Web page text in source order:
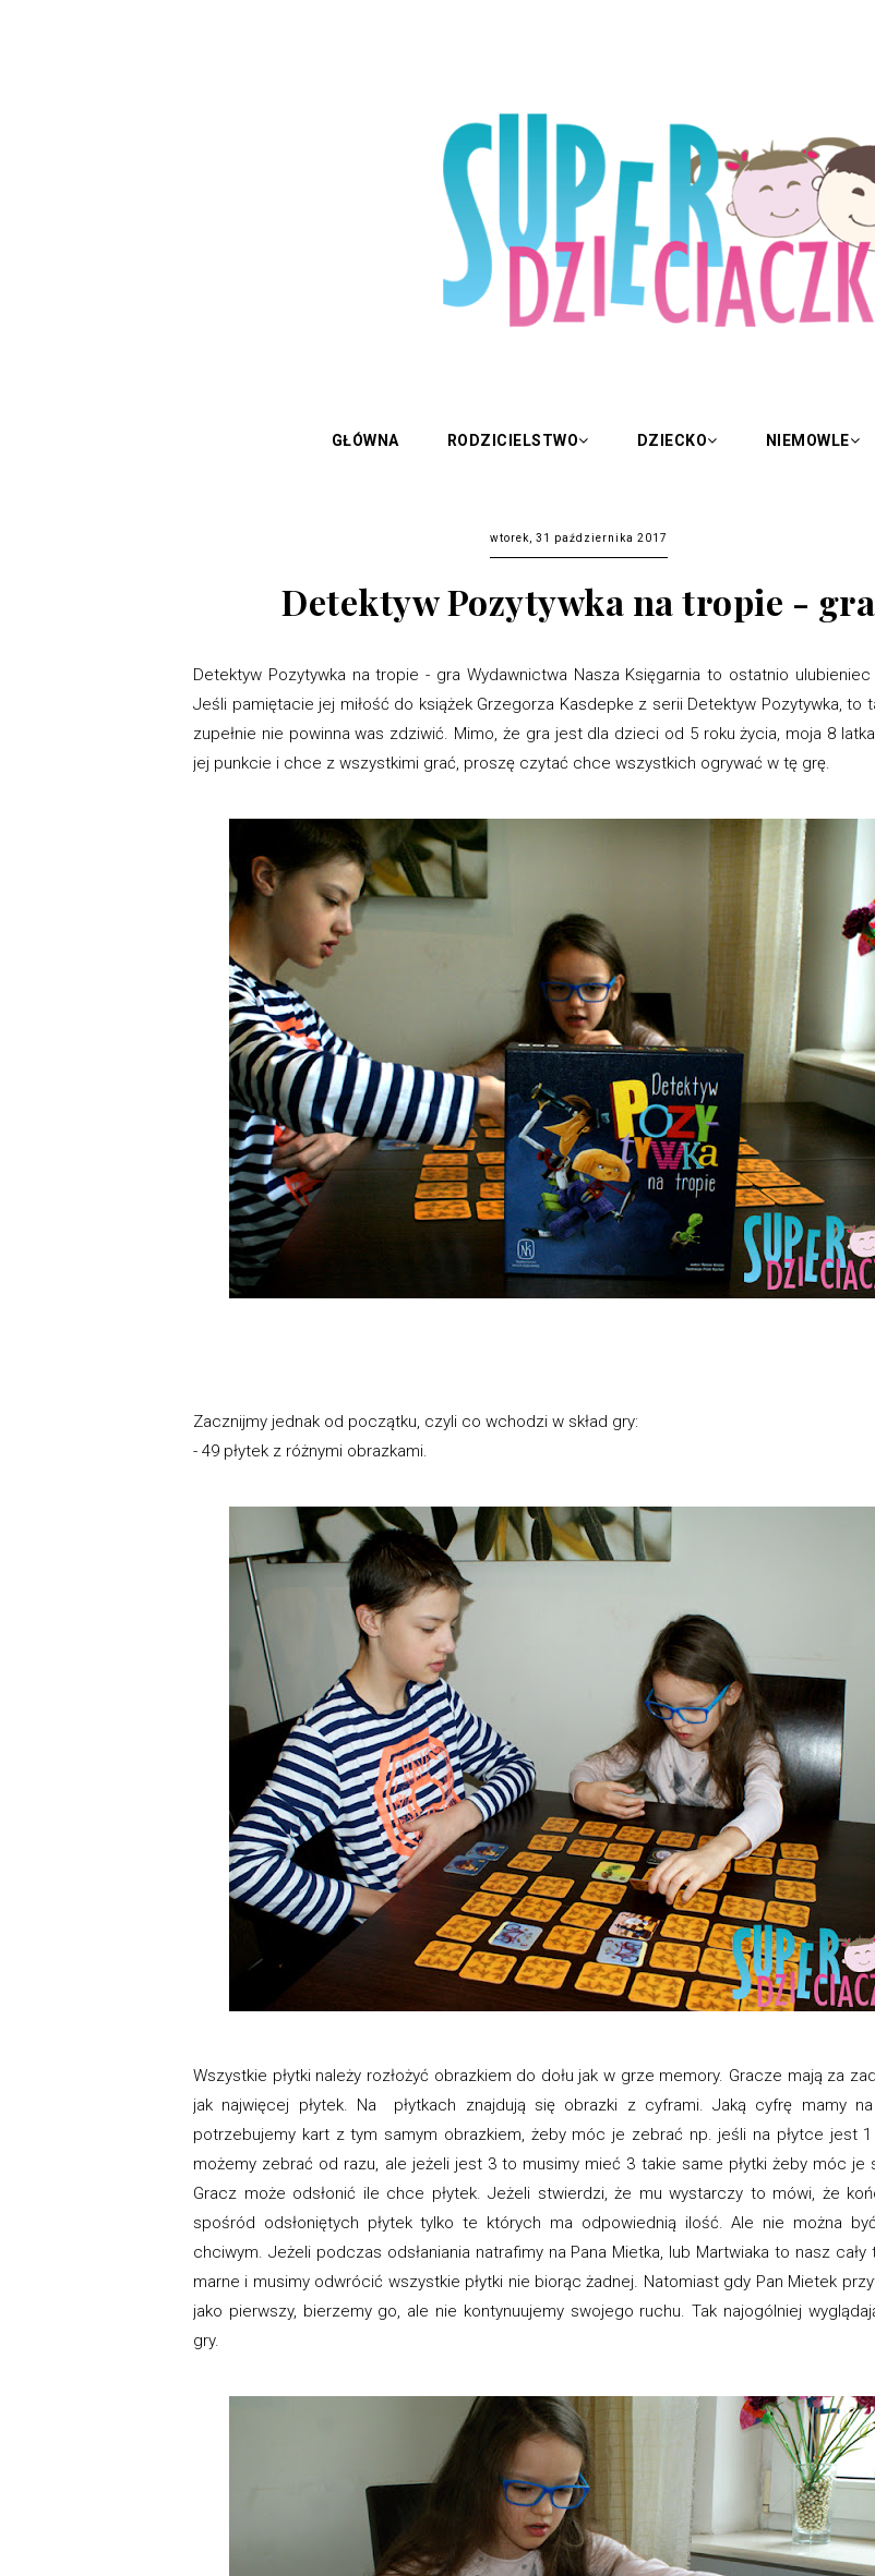
GŁÓWNA RODZICIELSTWO DZIECKO NIEMOWLE
wtorek, 31 października 2017
Detektyw Pozytywka na tropie - gra
Detektyw Pozytywka na tropie - gra Wydawnictwa Nasza Księgarnia to ostatnio
Jeśli pamiętacie jej miłość do książek Grzegorza Kasdepke z serii Detektyw Pozytywka, to
zupełnie nie powinna was zdziwić. Mimo, że gra jest dla dzieci od 5 roku życia, moja 8 latka
jej punkcie i chce z wszystkimi grać, proszę czytać chce wszystkich ogrywać w tę grę.
Zacznijmy jednak od początku, czyli co wchodzi w skład gry:
- 49 płytek z różnymi obrazkami.
Wszystkie płytki należy rozłożyć obrazkiem do dołu jak w grze memory. Gracze mają za
jak najwięcej płytek. Na płytkach znajdują się obrazki z cyframi. Jaką cyfrę mamy
potrzebujemy kart z tym samym obrazkiem, żeby móc je zebrać np. jeśli na płytce jest
możemy zebrać od razu, ale jeżeli jest 3 to musimy mieć 3 takie same płytki żeby móc je
Gracz może odsłonić ile chce płytek. Jeżeli stwierdzi, że mu wystarczy to mówi, że
spośród odsłoniętych płytek tylko te których ma odpowiednią ilość. Ale nie można
chciwym. Jeżeli podczas odsłaniania natrafimy na Pana Mietka, lub Martwiaka to nasz cały
marne i musimy odwrócić wszystkie płytki nie biorąc żadnej. Natomiast gdy Pan Mietek
jako pierwszy, bierzemy go, ale nie kontynuujemy swojego ruchu. Tak najogólniej
gry.